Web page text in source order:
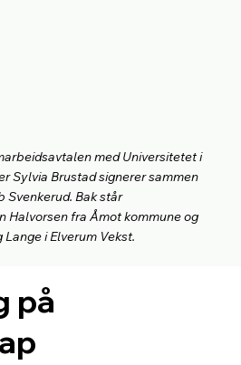
med Universitetet i
Sylvia Brustad signerer sammen
Svenkerud. Bak står
Halvorsen fra Åmot kommune og
i Elverum Vekst.
på